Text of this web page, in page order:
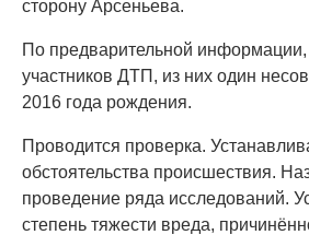
сторону Арсеньева.
По предварительной информации,
участников ДТП, из них один
2016 года рождения.
Проводится проверка.
обстоятельства происшествия.
проведение ряда исследований.
степень тяжести вреда,